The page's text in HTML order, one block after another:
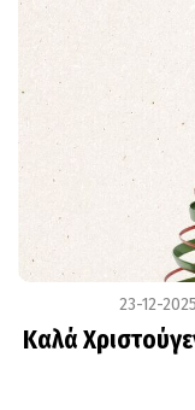
23-12-
Καλά